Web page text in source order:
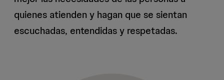
quienes atienden y hagan que se sientan
escuchadas, entendidas y respetadas.